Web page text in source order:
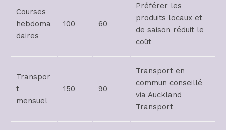
Courses
hebdoma
daires
100 60
Préférer les
produits locaux et
de saison réduit le
coût
Transpor
t
mensuel
150 90
Transport en
commun conseillé
via Auckland
Transport